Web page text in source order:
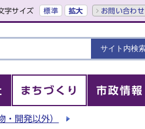
字サイズ 標準 拡大 お問い合わせ
まちづくり 市政情報
・開発以外）